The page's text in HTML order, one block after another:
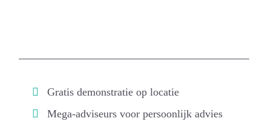
Gratis demonstratie op locatie
Mega-adviseurs voor persoonlijk advies